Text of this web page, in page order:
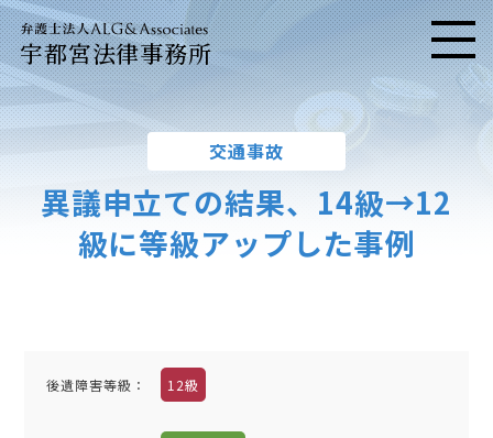
宇都宮法律事務所 メニ
交通事故
異議申立ての結果、14級→12
級に等級アップした事例
後遺障害等級： 12級